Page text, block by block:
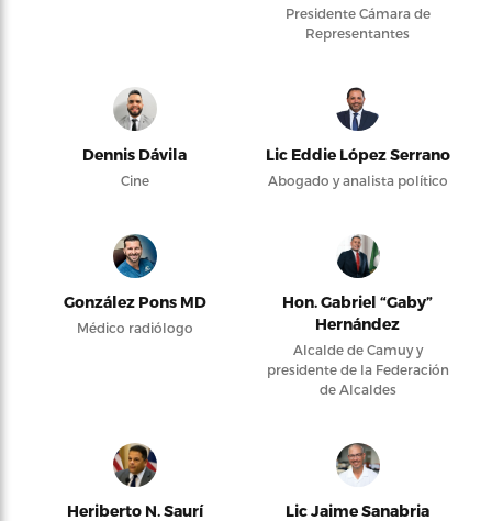
Presidente Cámara de
Representantes
Dennis Dávila
Cine
Lic Eddie López Serrano
Abogado y analista político
González Pons MD
Médico radiólogo
Hon. Gabriel “Gaby”
Hernández
Alcalde de Camuy y
presidente de la Federación
de Alcaldes
Heriberto N. Saurí Lic Jaime Sanabria